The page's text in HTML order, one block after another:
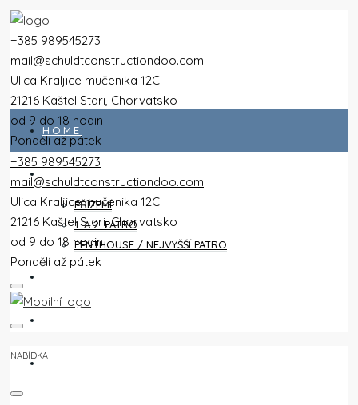
+385 989545273
mail@schuldtconstructiondoo.com
Ulica Kraljice mučenika 12C
21216 Kaštel Stari, Chorvatsko
od 9 do 18 hodin
Pondělí až pátek
HOME
PŘÍZEMÍ
1. A 2. PATRO
PENTHOUSE / NEJVYŠŠÍ PATRO
KONTAKT
+385 989545273
mail@schuldtconstructiondoo.com
Ulica Kraljice mučenika 12C
21216 Kaštel Stari, Chorvatsko
od 9 do 18 hodin
Pondělí až pátek
NABÍDKA